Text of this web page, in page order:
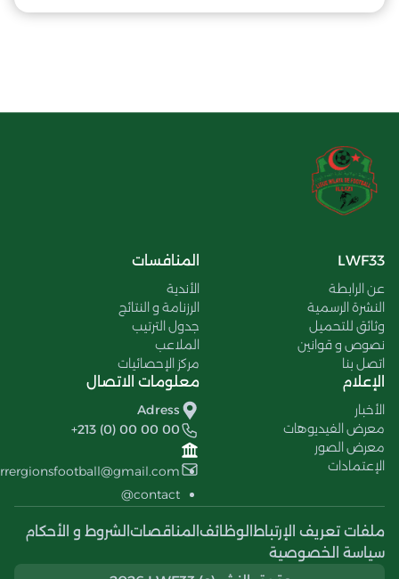
LWF33
عن الرابطة
النشرة الرسمية
وثائق للتحميل
نصوص و قوانين
اتصل بنا
المنافسات
الأندية
الرزنامة و النتائج
جدول الترتيب
الملاعب
مركز الإحصائيات
الإعلام
الأخبار
معرض الفيديوهات
معرض الصور
الإعتمادات
معلومات الاتصال
Adress
+213 (0) 00 00 00
contact@
ملفات تعريف الإرتباط الوظائف المناقصات الشروط و الأحكام
سياسة الخصوصية